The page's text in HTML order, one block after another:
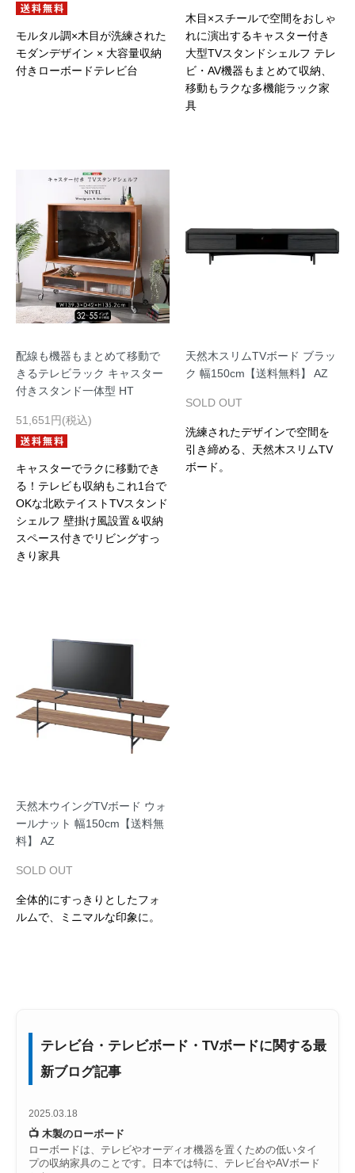
モルタル調×木目が洗練された
モダンデザイン × 大容量収納
付きローボードテレビ台
木目×スチールで空間をおしゃ
れに演出するキャスター付き
大型TVスタンドシェルフ テレ
ビ・AV機器もまとめて収納、
移動もラクな多機能ラック家
具
配線も機器もまとめて移動で
きるテレビラック キャスター
付きスタンド一体型 HT
51,651円(税込)
キャスターでラクに移動でき
る！テレビも収納もこれ1台で
OKな北欧テイストTVスタンド
シェルフ 壁掛け風設置＆収納
スペース付きでリビングすっ
きり家具
天然木スリムTVボード ブラッ
ク 幅150cm【送料無料】 AZ
SOLD OUT
洗練されたデザインで空間を
引き締める、天然木スリムTV
ボード。
天然木ウイングTVボード ウォ
ールナット 幅150cm【送料無
料】 AZ
SOLD OUT
全体的にすっきりとしたフォ
ルムで、ミニマルな印象に。
テレビ台・テレビボード・TVボードに関する最
新ブログ記事
2025.03.18
📺 木製のローボード
ローボードは、テレビやオーディオ機器を置くための低いタイ
プの収納家具のことです。日本では特に、テレビ台やAVボード